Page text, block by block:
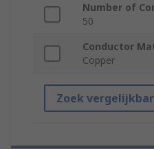
Number of
50
Conductor
Copper
Zoek